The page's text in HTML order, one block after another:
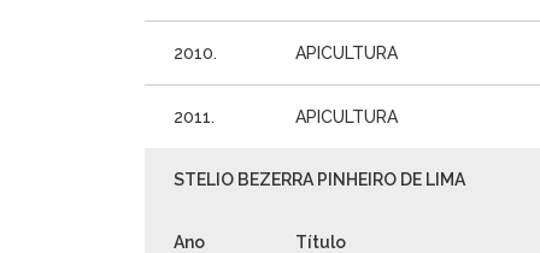
2010. APICULTURA
2011. APICULTURA
STELIO BEZERRA PINHEIRO DE LIMA
Ano Título